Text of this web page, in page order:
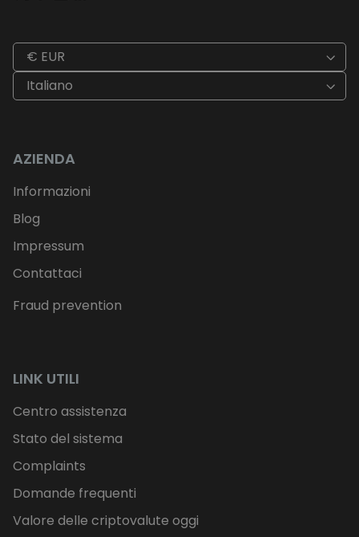
€ EUR
Italiano
AZIENDA
Informazioni
Blog
Impressum
Contattaci
Fraud prevention
LINK UTILI
Centro assistenza
Stato del sistema
Complaints
Domande frequenti
Valore delle criptovalute oggi